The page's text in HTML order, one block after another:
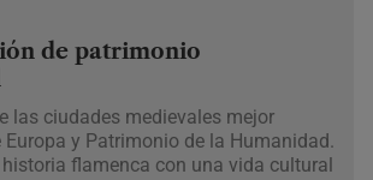
de patrimonio
las ciudades medievales mejor
Europa y Patrimonio de la Humanidad.
flamenca con una vida cultural